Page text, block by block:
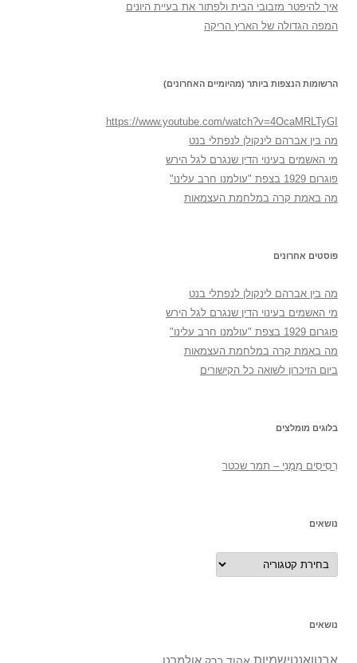
איך להיפטר מזבובי הבית ולפתור את בעיית היונים
המפה הגדולה של הארץ הריקה
הרשומות הנצפות ביותר (מהיומיים האחרונים)
https://www.youtube.com/watch?v=4OcaMRLTyGI
מה בין אברהם לינקולן לנפתלי בנט
מי האשמים בעינוי הדין שנגרם לגל הירש
פוגרום 1929 בצפת "עולמנו חרב עלינו"
מה באמת קרה במלחמת העצמאות
פוסטים אחרונים
מה בין אברהם לינקולן לנפתלי בנט
מי האשמים בעינוי הדין שנגרם לגל הירש
פוגרום 1929 בצפת "עולמנו חרב עלינו"
מה באמת קרה במלחמת העצמאות
ביום הזיכרון לשואה כל הקישורים
בלוגים מומלצים
רְסִיסִים מִמֶנִי – תמר שכטר
נושאים
נושאים
נושאים
אבטואנטישמיות